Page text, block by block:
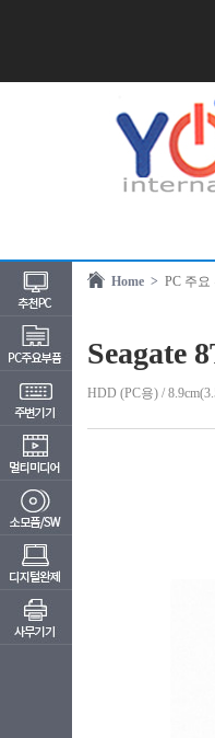
Home > PC 주요
Seagate
HDD (PC용) /